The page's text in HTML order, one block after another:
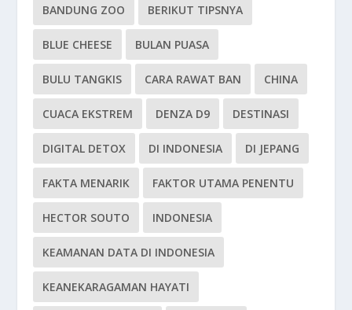
BANDUNG ZOO BERIKUT TIPSNYA
BLUE CHEESE BULAN PUASA
BULU TANGKIS CARA RAWAT BAN CHINA
CUACA EKSTREM DENZA D9 DESTINASI
DIGITAL DETOX DI INDONESIA DI JEPANG
FAKTA MENARIK FAKTOR UTAMA PENENTU
HECTOR SOUTO INDONESIA
KEAMANAN DATA DI INDONESIA
KEANEKARAGAMAN HAYATI